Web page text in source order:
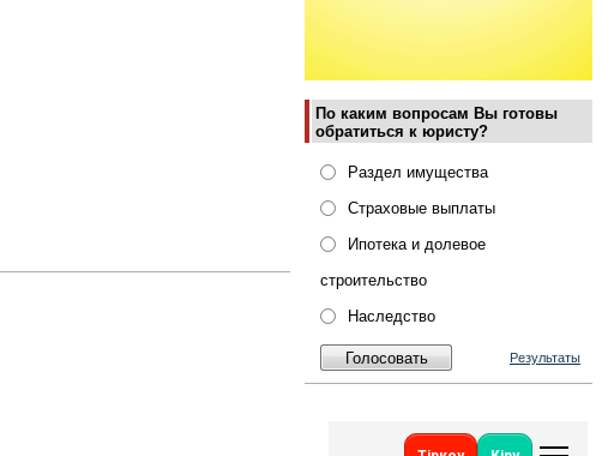
По каким вопросам Вы готовы
обратиться к юристу?
Раздел имущества
Страховые выплаты
Ипотека и долевое
строительство
Наследство
Результаты